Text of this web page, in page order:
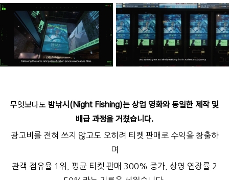
무엇보다도 밤낚시(Night Fishing)는 상업 영화와 동일한 제작 및
배급 과정을 거쳤습니다.
광고비를 전혀 쓰지 않고도 오히려 티켓 판매로 수익을 창출하
며
관객 점유율 1위, 평균 티켓 판매 300% 증가, 상영 연장률 2